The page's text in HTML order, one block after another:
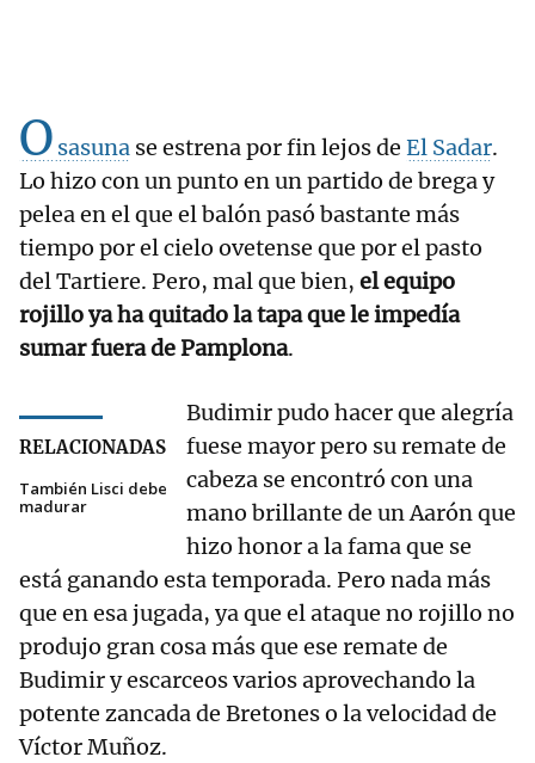
O sasuna se estrena por fin lejos de El Sadar.
Lo hizo con un punto en un partido de brega y
pelea en el que el balón pasó bastante más
tiempo por el cielo ovetense que por el pasto
del Tartiere. Pero, mal que bien, el equipo
rojillo ya ha quitado la tapa que le impedía
sumar fuera de Pamplona.
RELACIONADAS
También Lisci debe
madurar
Budimir pudo hacer que alegría
fuese mayor pero su remate de
cabeza se encontró con una
mano brillante de un Aarón que
hizo honor a la fama que se
está ganando esta temporada. Pero nada más
que en esa jugada, ya que el ataque no rojillo no
produjo gran cosa más que ese remate de
Budimir y escarceos varios aprovechando la
potente zancada de Bretones o la velocidad de
Víctor Muñoz.